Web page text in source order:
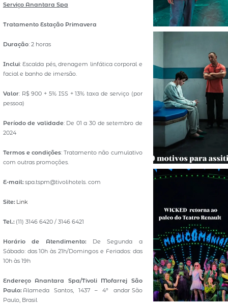
Serviço Anantara Spa
Tratamento Estação Primavera
Duração: 2 horas
Inclui: Escalda pés, drenagem linfática corporal e
facial e banho de imersão.
Valor: R$ 900 + 5% ISS + 13% taxa de serviço (por
pessoa)
Período de validade: De 01 a 30 de setembro de
2024
Termos e condições: Tratamento não cumulativo
com outras promoções.
E-mail: spa.tspm@tivolihotels. com
Site: Link
Tel.: (11) 3146 6420 / 3146 6421
Horário de Atendimento: De Segunda a
Sábado: das 10h às 21h/Domingos e Feriados: das
10h às 19h
Endereço Anantara Spa/Tivoli Mofarrej São
Paulo: Alameda Santos, 1437 – 4º andar São
Paulo, Brasil